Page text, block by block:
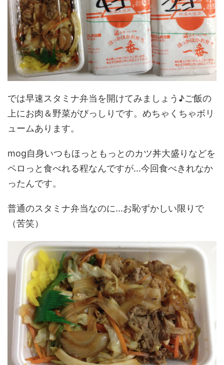
では早速スタミナ弁当を開けてみましょう♪ご飯の
上にお肉＆野菜がびっしりです。めちゃくちゃボリ
ュームあります。
mog自身いつもほっともっとのカツ丼大盛りなどを
ペロっと食べれる程なんですが...今回食べきれなか
ったんです。
普通のスタミナ弁当なのに...お恥ずかしい限りで
（苦笑）